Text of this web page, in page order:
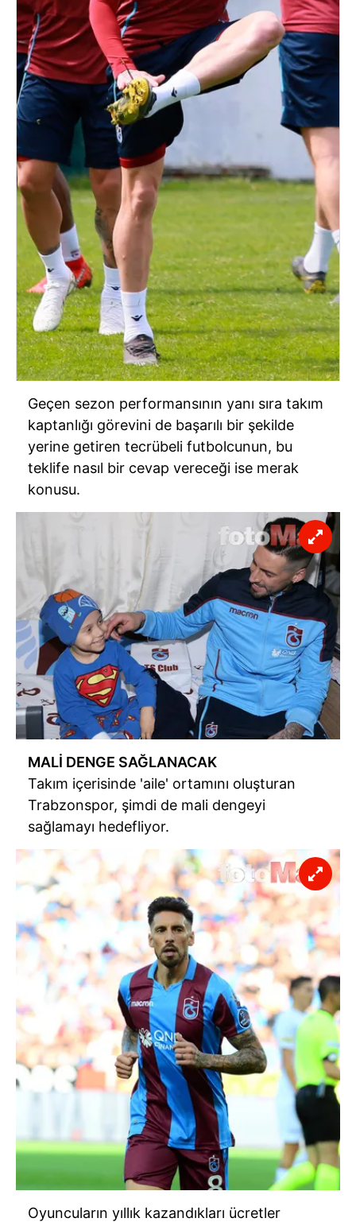
Metnimizi ziyaret edebilirsiniz.
6698 sayılı Kişisel Verilerin Korunması Kanunu uyarınca
hazırlanmış Aydınlatma Metnimizi okumak ve sitemizde
ilgili mevzuata uygun olarak kullanılan çerezlerle ilgili bilgi
almak için lütfentıklayınız.
Geçen sezon performansının yanı sıra takım
kaptanlığı görevini de başarılı bir şekilde
yerine getiren tecrübeli futbolcunun, bu
teklife nasıl bir cevap vereceği ise merak
konusu.
MALİ DENGE SAĞLANACAK
Takım içerisinde 'aile' ortamını oluşturan
Trabzonspor, şimdi de mali dengeyi
sağlamayı hedefliyor.
Oyuncuların yıllık kazandıkları ücretler